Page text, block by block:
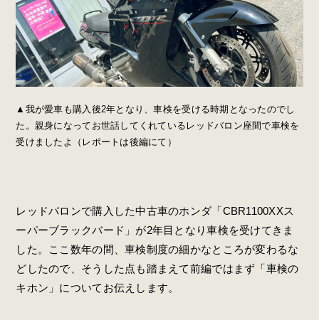
▲我が愛車も購入後2年となり、車検を受ける時期となったのでし
た。親身になってお世話してくれているレッドバロン座間で車検を
受けましたよ（レポートは後編にて）
レッドバロンで購入した中古車のホンダ「CBR1100XXス
ーパーブラックバード」が2年目となり車検を受けてきま
した。ここ数年の間、車検制度の細かなところが変わるな
どしたので、そうした点も踏まえて前編ではまず「車検の
キホン」についてお伝えします。